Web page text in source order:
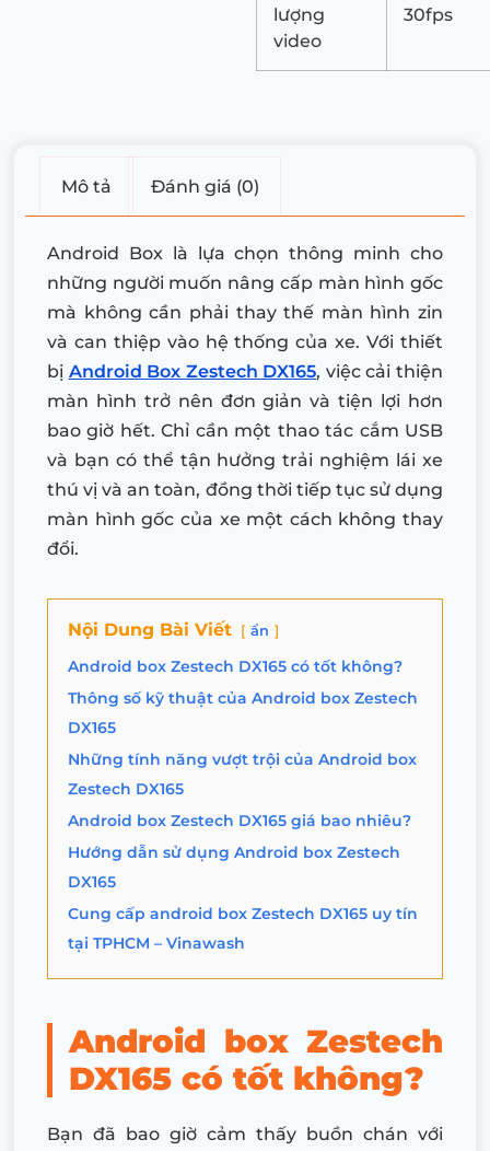
lượng
video
30fps
Mô tả Đánh giá (0)
Android Box là lựa chọn thông minh cho
những người muốn nâng cấp màn hình gốc
mà không cần phải thay thế màn hình zin
và can thiệp vào hệ thống của xe. Với thiết
bị Android Box Zestech DX165, việc cải thiện
màn hình trở nên đơn giản và tiện lợi hơn
bao giờ hết. Chỉ cần một thao tác cắm USB
và bạn có thể tận hưởng trải nghiệm lái xe
thú vị và an toàn, đồng thời tiếp tục sử dụng
màn hình gốc của xe một cách không thay
đổi.
Nội Dung Bài Viết ẩn
Android box Zestech DX165 có tốt không?
Thông số kỹ thuật của Android box Zestech
DX165
Những tính năng vượt trội của Android box
Zestech DX165
Android box Zestech DX165 giá bao nhiêu?
Hướng dẫn sử dụng Android box Zestech
DX165
Cung cấp android box Zestech DX165 uy tín
tại TPHCM – Vinawash
Android box Zestech
DX165 có tốt không?
Bạn đã bao giờ cảm thấy buồn chán với